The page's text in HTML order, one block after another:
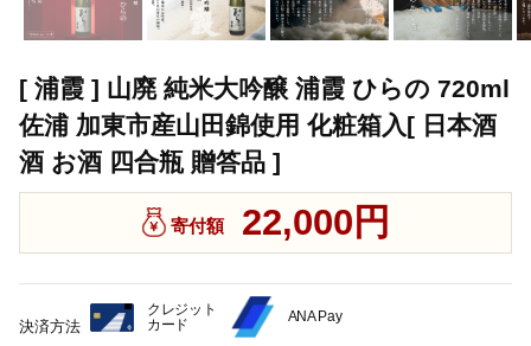
[ 浦霞 ] 山廃 純米大吟醸 浦霞 ひらの 720ml
佐浦 加東市産山田錦使用 化粧箱入[ 日本酒
酒 お酒 四合瓶 贈答品 ]
寄付額 22,000円
決済方法
クレジット
カード
ANA Pay